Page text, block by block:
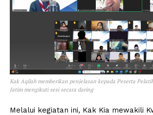
Kak Aqilah memberikan penjelasan kepada Peserta
Jatim mengikuti sesi secara daring
Melalui kegiatan ini, Kak Kia mewakili